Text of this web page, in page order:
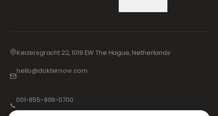
Keizersgracht 22, 1019 EW The Hague, Netherlands
hello@dokternow.com
📞
001-855-909-0700